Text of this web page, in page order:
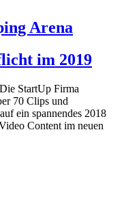
Arena
im 2019
StartUp Firma
70 Clips und
ein spannendes 2018
Content im neuen